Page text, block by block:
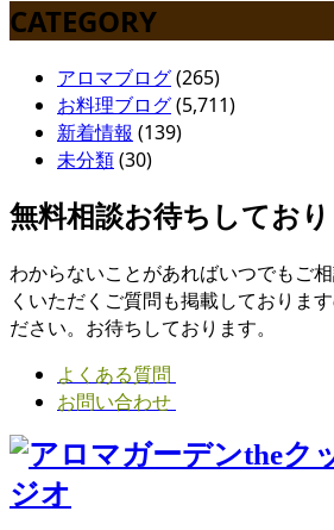
CATEGORY
アロマブログ(265)
お料理ブログ(5,711)
新着情報 (139)
未分類(30)
無料相談お待ちしてお
わからないことがあればいつでもご
くいただくご質問も掲載しておりま
ださい。お待ちしております。
よくある質問
お問い合わせ